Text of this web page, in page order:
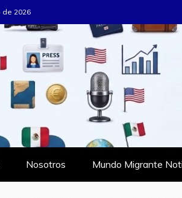
de 2026
SOMOS MIGRANTES
Nosotros Mundo Migrante